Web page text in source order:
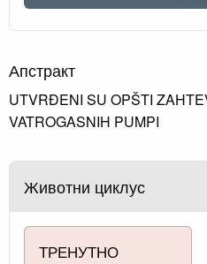
Апстракт
UTVRĐENI SU OPŠTI
VATROGASNIH PUMPI
Животни циклус
ТРЕНУТНО